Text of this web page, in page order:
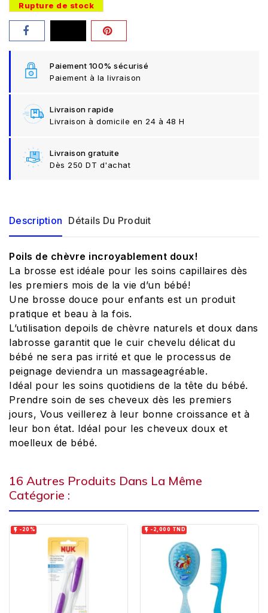
Rupture de stock
Paiement 100% sécurisé
Paiement à la livraison
Livraison rapide
Livraison à domicile en 24 à 48 H
Livraison gratuite
Dès 250 DT d'achat
Description Détails Du Produit
Poils de chèvre incroyablement doux!
La brosse est idéale pour les soins capillaires dès
les premiers mois de la vie d’un bébé!
Une brosse douce pour enfants est un produit
pratique et beau à la fois.
L’utilisation depoils de chèvre naturels et doux dans
labrosse garantit que le cuir chevelu délicat du
bébé ne sera pas irrité et que le processus de
peignage deviendra un massageagréable.
Idéal pour les soins quotidiens de la tête du bébé.
Prendre soin de ses cheveux dès les premiers
jours, Vous veillerez à leur bonne croissance et à
leur bon état. Idéal pour les cheveux doux et
moelleux de bébé.
16 Autres Produits Dans La Même
Catégorie :
 -20%  -2,000 TND